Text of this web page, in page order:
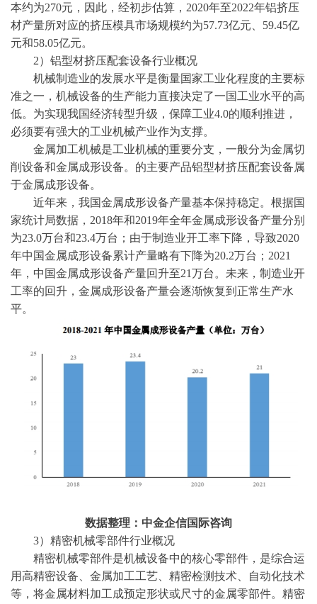
本约为270元，因此，经初步估算，2020年至2022年铝挤压
材产量所对应的挤压模具市场规模约为57.73亿元、59.45亿
元和58.05亿元。
2） 铝型材挤压配套设备行业概况
机械制造业的发展水平是衡量国家工业化程度的主要标
准之一，机械设备的生产能力直接决定了一国工业水平的高
低。为实现我国经济转型升级，保障工业4.0的顺利推进，
必须要有强大的工业机械产业作为支撑。
金属加工机械是工业机械的重要分支，一般分为金属切
削设备和金属成形设备。的主要产品铝型材挤压配套设备属
于金属成形设备。
近年来，我国金属成形设备产量基本保持稳定。根据国
家统计局数据， 2018年和2019年全年金属成形设备产量分别
为23.0万台和23.4万台；由于制造业开工率下降，导致2020
年中国金属成形设备累计产量略有下降为20.2万台；2021
年，中国金属成形设备产量回升至21万台。未来，制造业开
工率的回升，金属成形设备产量会逐渐恢复到正常生产水
平。
数据整理：中金企信国际咨询
3） 精密机械零部件行业概况
精密机械零部件是机械设备中的核心零部件，是综合运
用高精密设备、金属加工工艺、精密检测技术、自动化技术
等，将金属材料加工成预定形状或尺寸的金属零部件。精密